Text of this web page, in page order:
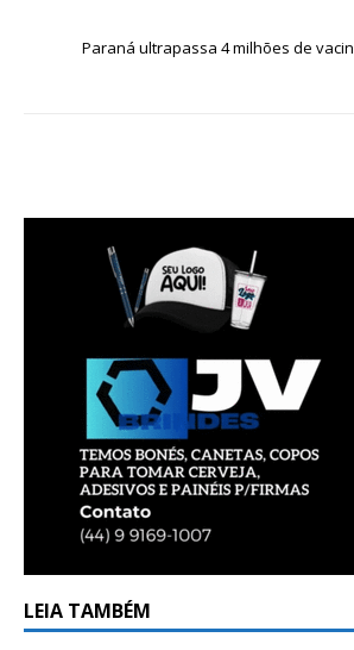
Paraná ultrapassa 4 milhões de
LEIA TAMBÉM